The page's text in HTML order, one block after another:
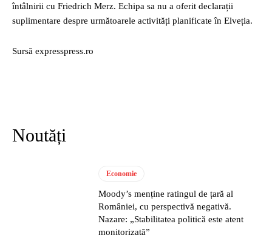
întâlnirii cu Friedrich Merz. Echipa sa nu a oferit declarații
suplimentare despre următoarele activități planificate în Elveția.
Sursă expresspress.ro
Noutăți
Economie
Moody’s menține ratingul de țară al
României, cu perspectivă negativă.
Nazare: „Stabilitatea politică este atent
monitorizată”